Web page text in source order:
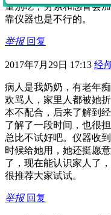
量别吃，劳累和感冒会
靠仪器也是不行的。
举报 回复
2017年7月29日 17:13 经
病人是我奶奶，有老年
欢骂人，家里人都被她
本不配合，后来了解到
了解了一段时间，也很
总比不试好吧。仪器收
时候给她用，她还挺愿
了，现在能认识家人了
很推荐大家试试。
举报 回复